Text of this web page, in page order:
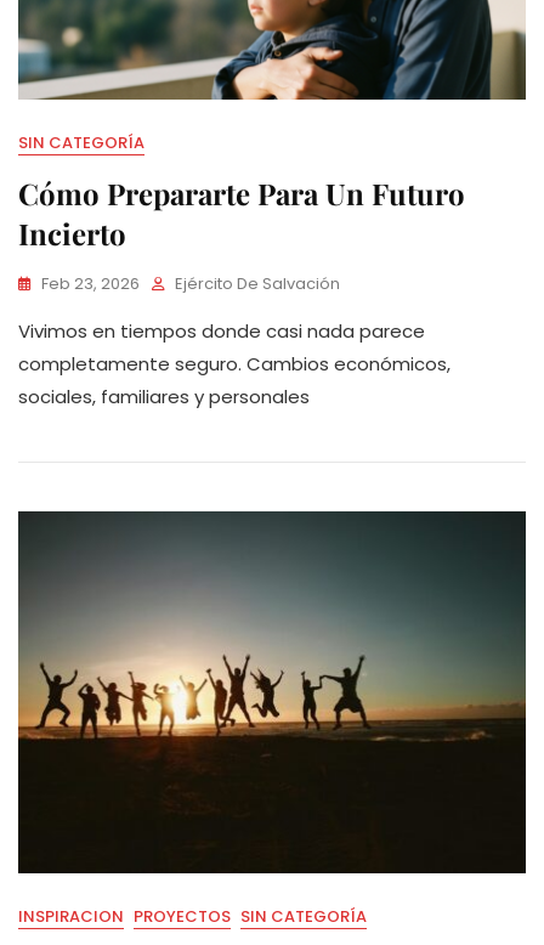
SIN CATEGORÍA
Cómo Prepararte Para Un Futuro
Incierto
Feb 23, 2026 Ejército De Salvación
Vivimos en tiempos donde casi nada parece
completamente seguro. Cambios económicos,
sociales, familiares y personales
INSPIRACION PROYECTOS SIN CATEGORÍA